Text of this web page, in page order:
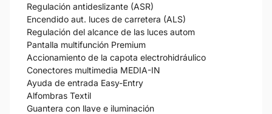
Regulación antideslizante (ASR)
Encendido aut. luces de carretera (ALS)
Regulación del alcance de las luces autom
Pantalla multifunción Premium
Accionamiento de la capota electrohidráulico
Conectores multimedia MEDIA-IN
Ayuda de entrada Easy-Entry
Alfombras Textil
Guantera con llave e iluminación